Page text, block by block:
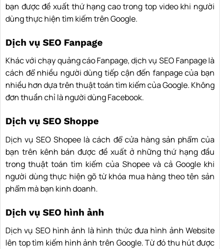
bạn được đề xuất thứ hạng cao trong top video khi người
dùng thực hiện tìm kiếm trên Google.
Dịch vụ SEO Fanpage
Khác với chạy quảng cáo Fanpage, dịch vụ SEO Fanpage là
cách để nhiều người dùng tiếp cận đến fanpage của bạn
nhiều hơn dựa trên thuật toán tìm kiếm của Google. Không
đơn thuần chỉ là người dùng Facebook.
Dịch vụ SEO Shoppe
Dịch vụ SEO Shopee là cách để cửa hàng sản phẩm của
bạn trên kênh bán được đề xuất ở những thứ hạng đầu
trong thuật toán tìm kiếm của Shopee và cả Google khi
người dùng thực hiện gõ từ khóa mua hàng theo tên sản
phẩm mà bạn kinh doanh.
Dịch vụ SEO hình ảnh
Dịch vụ SEO hình ảnh là hình thức đưa hình ảnh Website
lên top tìm kiếm hình ảnh trên Google. Từ đó thu hút được